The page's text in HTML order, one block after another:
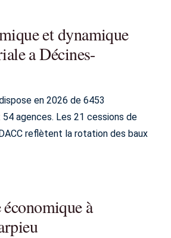
et dynamique
a Décines-
en 2026 de 6453
agences. Les 21 cessions de
reflètent la rotation des baux
à